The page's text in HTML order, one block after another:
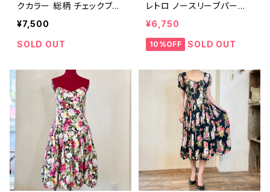
クカラー 総柄 チェックブラ
ウス
¥7,500
SOLD OUT
レトロ ノースリーブパープ
ルトップス
¥6,750
10%OFF SOLD OUT